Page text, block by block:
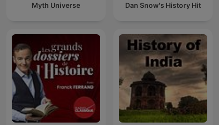
Myth Universe Dan Snow's History Hit